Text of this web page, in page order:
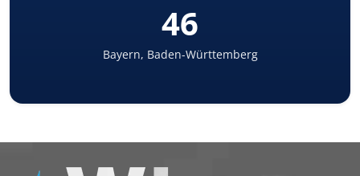
46
Bayern, Baden-Württemberg